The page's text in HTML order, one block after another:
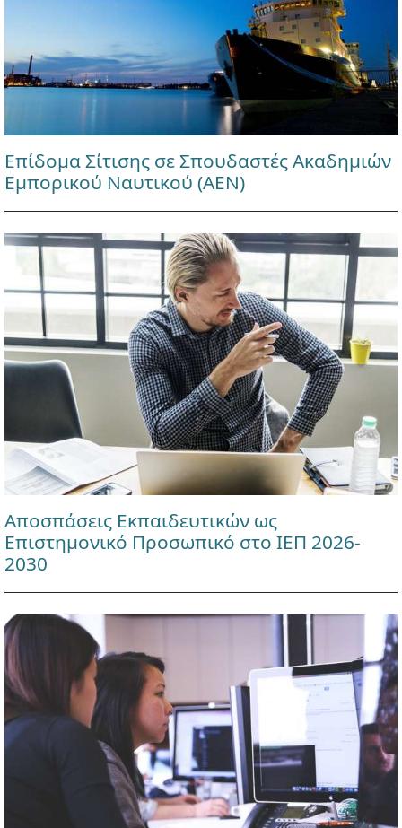
Επίδομα Σίτισης σε Σπουδαστές Ακαδημιών
Εμπορικού Ναυτικού (ΑΕΝ)
Αποσπάσεις Εκπαιδευτικών ως
Επιστημονικό Προσωπικό στο ΙΕΠ 2026-
2030